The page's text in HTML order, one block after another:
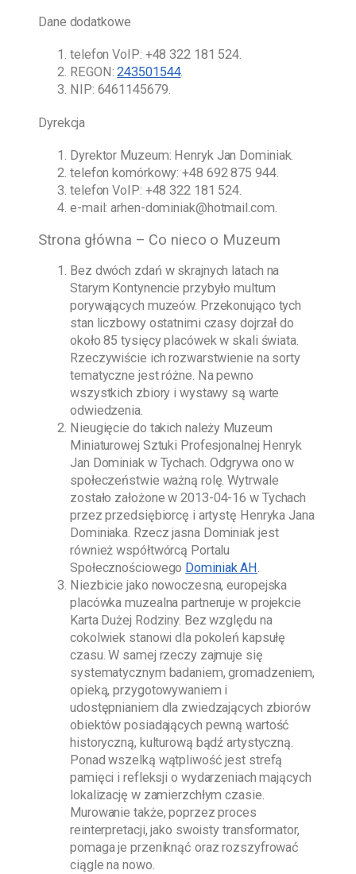
Dane dodatkowe
telefon VoIP: +48 322 181 524.
REGON:243501544.
NIP: 6461145679.
Dyrekcja
Dyrektor Muzeum: Henryk Jan Dominiak.
telefon komórkowy:+48 692 875 944.
telefon VoIP: +48 322 181 524.
e-mail:arhen-dominiak@hotmail.com.
Strona główna – Co nieco o Muzeum
Bez dwóch zdań w skrajnych latach na
Starym Kontynencie przybyło multum
porywających muzeów. Przekonująco tych
stan liczbowy ostatnimi czasy dojrzał do
około 85 tysięcy placówek w skali świata.
Rzeczywiście ich rozwarstwienie na sorty
tematyczne jest różne. Na pewno
wszystkich zbiory i wystawy są warte
odwiedzenia.
Nieugięcie do takich należy Muzeum
Miniaturowej Sztuki Profesjonalnej Henryk
Jan Dominiak w Tychach. Odgrywa ono w
społeczeństwie ważną rolę. Wytrwale
zostało założone w2013-04-16 w Tychach
przez przedsiębiorcę i artystę Henryka Jana
Dominiaka. Rzecz jasna Dominiakjest
również współtwórcą Portalu
Społecznościowego Dominiak AH.
Niezbicie jako nowoczesna, europejska
placówka muzealna partneruje w projekcie
Karta Dużej Rodziny. Bez względu na
cokolwiek stanowi dla pokoleń kapsułę
czasu. W samej rzeczy zajmuje się
systematycznym badaniem, gromadzeniem,
opieką, przygotowywaniem i
udostępnianiem dla zwiedzających zbiorów
obiektów posiadających pewną wartość
historyczną, kulturową bądź artystyczną.
Ponad wszelką wątpliwość jest strefą
pamięci i refleksji o wydarzeniach mających
lokalizację w zamierzchłym czasie.
Murowanie także, poprzez proces
reinterpretacji, jako swoisty transformator,
pomaga je przeniknąć oraz rozszyfrować
ciągle na nowo.